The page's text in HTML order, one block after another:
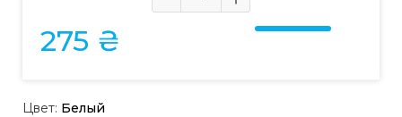
275 ₴
Цвет: Белый